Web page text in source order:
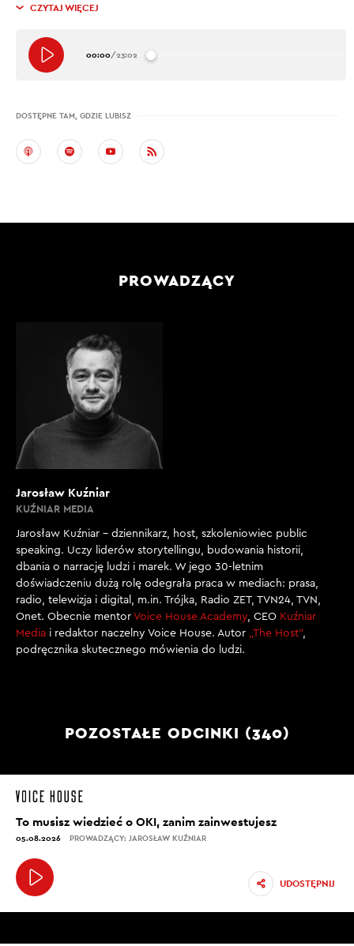
CZYTAJ WIĘCEJ
00:00/23:02
DOSTĘPNE TAM, GDZIE LUBISZ
PROWADZĄCY
Jarosław Kuźniar
KUŹNIAR MEDIA
Jarosław Kuźniar – dziennikarz, host, szkoleniowiec public
speaking. Uczy liderów storytellingu, budowania historii,
dbania o narrację ludzi i marek. W jego 30-letnim
doświadczeniu dużą rolę odegrała praca w mediach: prasa,
radio, telewizja i digital, m.in. Trójka, Radio ZET, TVN24, TVN,
Onet. Obecnie mentor Voice House Academy, CEO Kuźniar
Media i redaktor naczelny Voice House. Autor „The Host”,
podręcznika skutecznego mówienia do ludzi.
POZOSTAŁE ODCINKI (340)
To musisz wiedzieć o OKI, zanim zainwestujesz
05.08.2026 PROWADZĄCY: JAROSŁAW KUŹNIAR
UDOSTĘPNIJ